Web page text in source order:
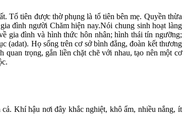
Tổ tiên được thờ phụng là tổ tiên bên mẹ. Quyền thừa
gia đìnhngười Chăm hiện nay.Nói chung sinh hoạt làng
gia đình và hình thức hôn nhân; hình thái tín ngưỡng;
(adat). Họ sống trên cơ sở bình đẳng, đoàn kết thương
trọng, gắn liền chặt chẽ với nhau, tạo nên một cơ
Khí hậu nơi đây khắc nghiệt, khô ẩm, nhiều nắng, ít